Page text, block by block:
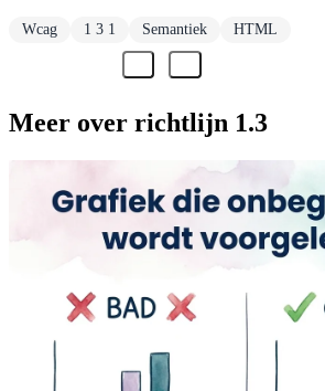
Wcag 1 3 1 Semantiek HTML
Meer over richtlijn 1.3